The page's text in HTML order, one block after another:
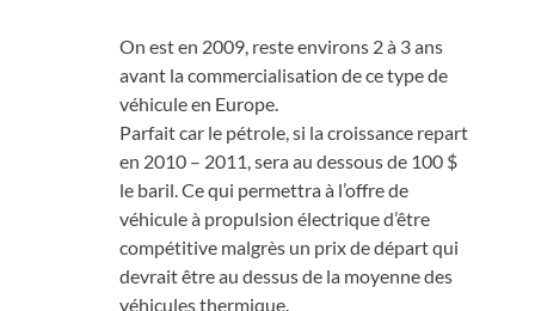
On est en 2009, reste environs 2 à 3 ans
avant la commercialisation de ce type de
véhicule en Europe.
Parfait car le pétrole, si la croissance repart
en 2010 – 2011, sera au dessous de 100 $
le baril. Ce qui permettra à l’offre de
véhicule à propulsion électrique d’être
compétitive malgrès un prix de départ qui
devrait être au dessus de la moyenne des
véhicules thermique.